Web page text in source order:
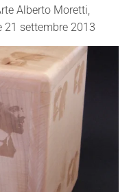
Alberto Moretti,
21 settembre 2013